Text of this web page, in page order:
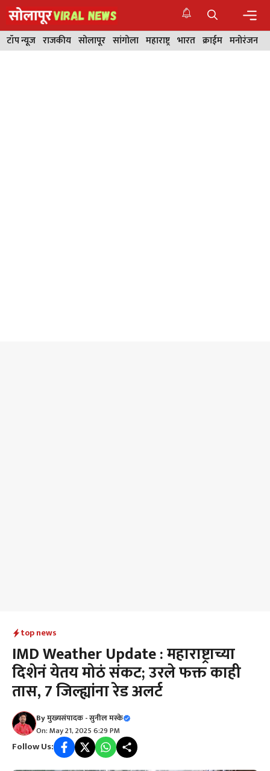
Skip
to
content
टॉप न्यूज राजकीय सोलापूर सांगोला महाराष्ट्र भारत क्राईम मनोरंजन
top news
IMD Weather Update : महाराष्ट्राच्या
दिशेनं येतय मोठं संकट; उरले फक्त काही
तास, 7 जिल्ह्यांना रेड अलर्ट
Byमुख्यसंपादक - सुनील मस्के
On: May 21, 2025 6:29 PM
Follow Us: